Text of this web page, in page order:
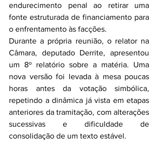
endurecimento penal ao retirar uma
fonte estruturada de financiamento para
o enfrentamento às facções.
Durante a própria reunião, o relator na
Câmara, deputado Derrite, apresentou
um 8º relatório sobre a matéria. Uma
nova versão foi levada à mesa poucas
horas antes da votação simbólica,
repetindo a dinâmica já vista em etapas
anteriores da tramitação, com alterações
sucessivas e dificuldade de
consolidação de um texto estável.